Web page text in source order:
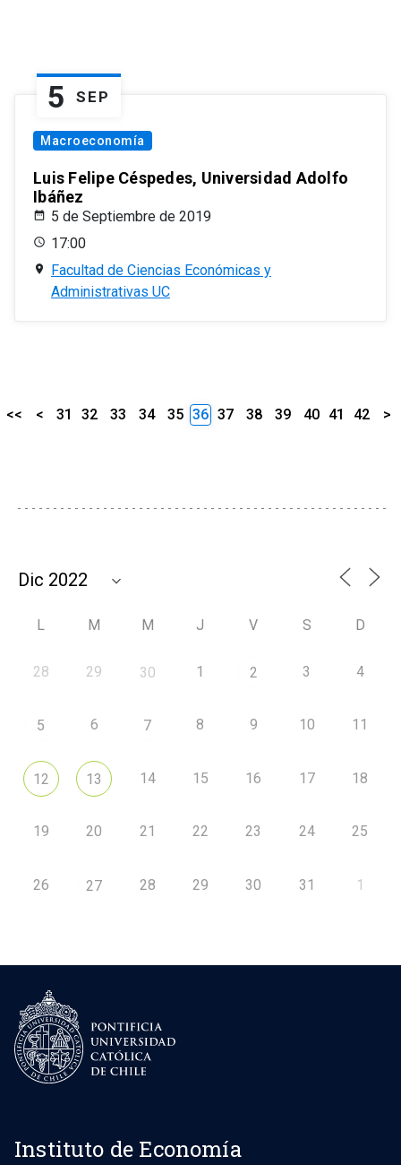
5 SEP
Macroeconomía
Luis Felipe Céspedes, Universidad Adolfo
Ibáñez
5 de Septiembre de 2019
17:00
Facultad de Ciencias Económicas y
Administrativas UC
<< < 31 32 33 34 35 36 37 38 39 40 41 42 >
L M M J V S D
28 29 30 1 2 3 4
5 6 7 8 9 10 11
12 13 14 15 16 17 18
19 20 21 22 23 24 25
26 27 28 29 30 31 1
Instituto de Economía